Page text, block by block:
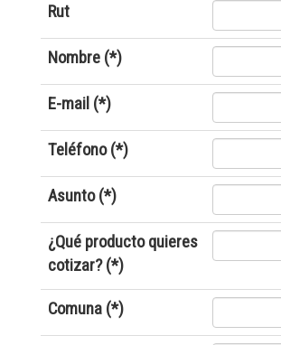
Rut
Nombre (*)
E-mail (*)
Teléfono (*)
Asunto (*)
¿Qué producto quieres
cotizar? (*)
Comuna (*)